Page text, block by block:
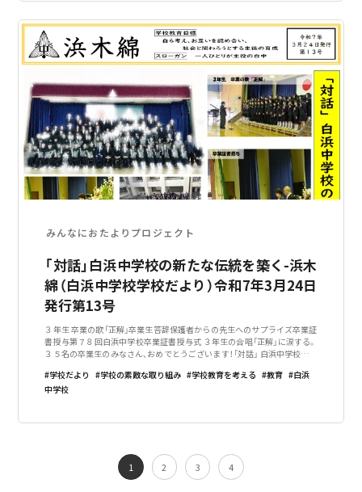
みんなにおたよりプロジェクト
「対話」白浜中学校の新たな伝統を築く-浜木
綿（白浜中学校学校だより）令和7年3月24日
発行第13号
３年生 卒業の歌「正解」卒業生答辞保護者からの先生へのサプライズ卒業証
書授与第７８回白浜中学校卒業証書授与式 ３年生の合唱「正解」に涙する。
３５名の卒業生のみなさん、おめでとうございます！「対話」 白浜中学校の新
関わって下さい！
学校だより 学校の素敵な取り組み 学校教育を考える 教育
白浜
中学校
1 2 3 4